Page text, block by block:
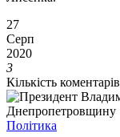
27
Серп
2020
3
Кількість коментарів
Політика